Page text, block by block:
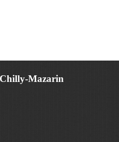
Mazarin